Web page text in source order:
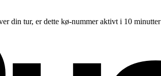
din tur, er dette kø-nummer aktivt i 10 minutter